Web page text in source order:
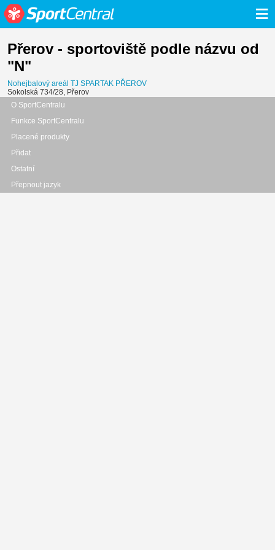
≡
Přerov - sportoviště podle názvu od
"N"
Nohejbalový areál TJ SPARTAK PŘEROV
Sokolská 734/28, Přerov
O SportCentralu
Funkce SportCentralu
Placené produkty
Přidat
Ostatní
Přepnout jazyk